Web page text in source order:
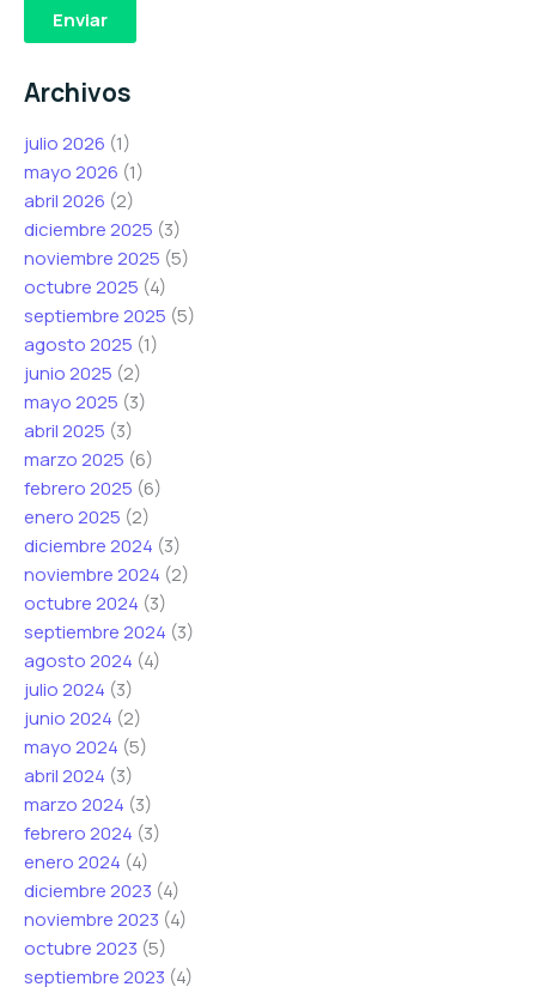
e
t
ó
n
i
c
o
t
ó
i
c
o
C
o
r
r
e
o
e
e
e
c
t
r
ó
n
i
c
o
*
Enviar
Archivos
julio 2026 (1)
mayo 2026 (1)
abril 2026 (2)
diciembre 2025 (3)
noviembre 2025 (5)
octubre 2025 (4)
septiembre 2025 (5)
agosto 2025 (1)
junio 2025 (2)
mayo 2025 (3)
abril 2025 (3)
marzo 2025 (6)
febrero 2025 (6)
enero 2025 (2)
diciembre 2024 (3)
noviembre 2024 (2)
octubre 2024 (3)
septiembre 2024 (3)
agosto 2024 (4)
julio 2024 (3)
junio 2024 (2)
mayo 2024 (5)
abril 2024 (3)
marzo 2024 (3)
febrero 2024 (3)
enero 2024 (4)
diciembre 2023 (4)
noviembre 2023 (4)
octubre 2023 (5)
septiembre 2023 (4)